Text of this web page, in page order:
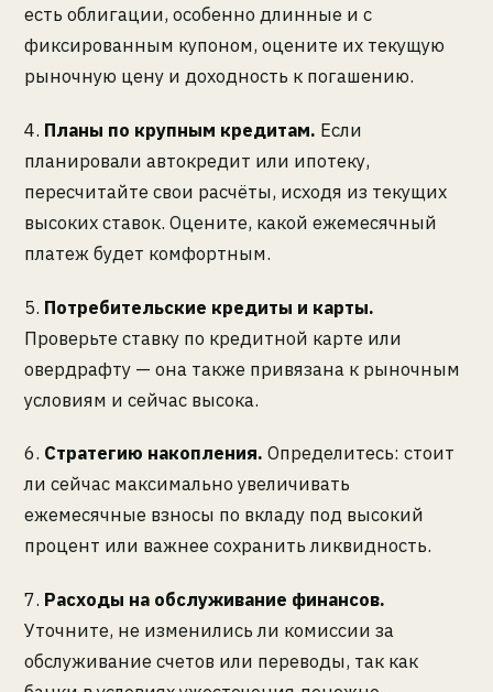
есть облигации, особенно длинные и с
фиксированным купоном, оцените их текущую
рыночную цену и доходность к погашению.
4. Планы по крупным кредитам. Если
планировали автокредит или ипотеку,
пересчитайте свои расчёты, исходя из текущих
высоких ставок. Оцените, какой ежемесячный
платеж будет комфортным.
5. Потребительские кредиты и карты.
Проверьте ставку по кредитной карте или
овердрафту — она также привязана к рыночным
условиям и сейчас высока.
6. Стратегию накопления. Определитесь: стоит
ли сейчас максимально увеличивать
ежемесячные взносы по вкладу под высокий
процент или важнее сохранить ликвидность.
7. Расходы на обслуживание финансов.
Уточните, не изменились ли комиссии за
обслуживание счетов или переводы, так как